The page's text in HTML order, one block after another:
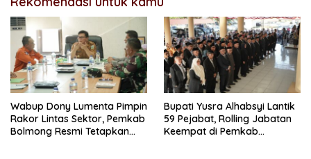
Wabup Dony Lumenta Pimpin
Rakor Lintas Sektor, Pemkab
Bolmong Resmi Tetapkan
Bupati Yusra Alhabsyi Lantik
59 Pejabat, Rolling Jabatan
Keempat di Pemkab